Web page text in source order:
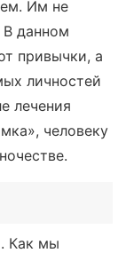
Им не
В данном
привычки, а
личностей
лечения
человеку
Как мы